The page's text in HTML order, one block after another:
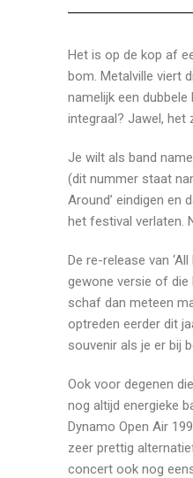
Het is op de kop af
bom. Metalville viert
namelijk een dubbele
integraal? Jawel, het
Je wilt als band
(dit nummer staat
Around’ eindigen
het festival verlaten.
De re-release van
gewone versie of die
schaf dan meteen
optreden eerder dit
souvenir als je er bij
Ook voor degenen
nog altijd energieke
Dynamo Open Air
zeer prettig
concert ook nog